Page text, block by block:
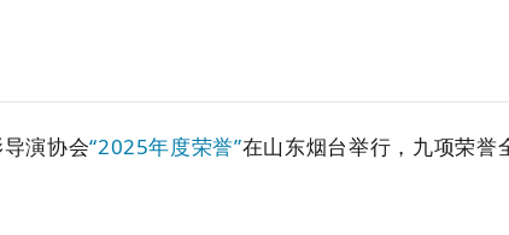
演协会“2025年度荣誉”在山东烟台举行，九项荣誉